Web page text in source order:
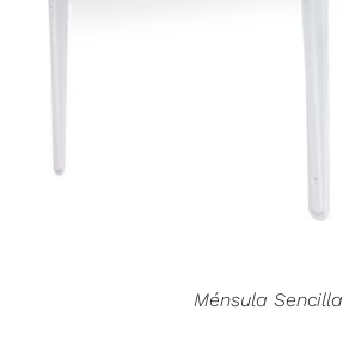
Ménsula Sencilla